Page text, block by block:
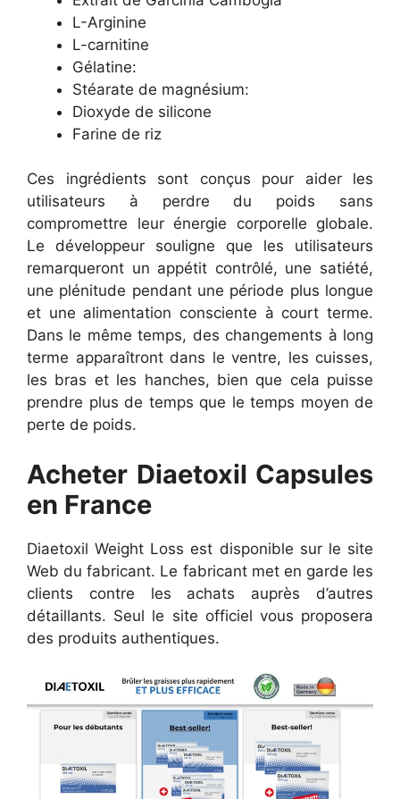
L-Arginine
L-carnitine
Gélatine:
Stéarate de magnésium:
Dioxyde de silicone
Farine de riz
Ces ingrédients sont conçus pour aider les
utilisateurs à perdre du poids sans
compromettre leur énergie corporelle globale.
Le développeur souligne que les utilisateurs
remarqueront un appétit contrôlé, une satiété,
une plénitude pendant une période plus longue
et une alimentation consciente à court terme.
Dans le même temps, des changements à long
terme apparaîtront dans le ventre, les cuisses,
les bras et les hanches, bien que cela puisse
prendre plus de temps que le temps moyen de
perte de poids.
Acheter Diaetoxil Capsules
en France
Diaetoxil Weight Loss est disponible sur le site
Web du fabricant. Le fabricant met en garde les
clients contre les achats auprès d’autres
détaillants. Seul le site officiel vous proposera
des produits authentiques.